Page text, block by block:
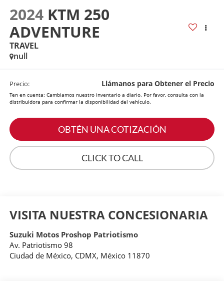
2024 KTM 250
ADVENTURE
TRAVEL
null
Precio: Llámanos para Obtener el Precio
Ten en cuenta: Cambiamos nuestro inventario a diario. Por favor, consulta con la
distribuidora para confirmar la disponibilidad del vehículo.
OBTÉN UNA COTIZACIÓN
CLICK TO CALL
VISITA NUESTRA CONCESIONARIA
Suzuki Motos Proshop Patriotismo
Av. Patriotismo 98
Ciudad de México, CDMX, México 11870